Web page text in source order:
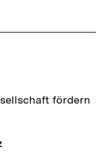
fördern